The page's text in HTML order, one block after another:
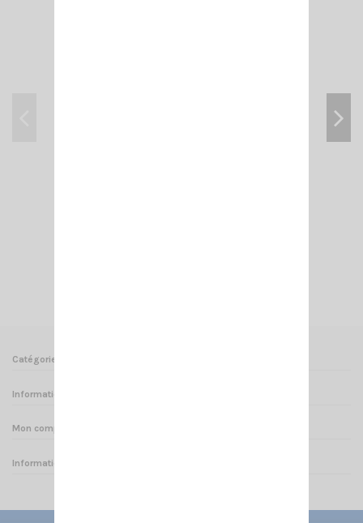
Catégories
Informations
Mon compte
Informations sur votre boutique